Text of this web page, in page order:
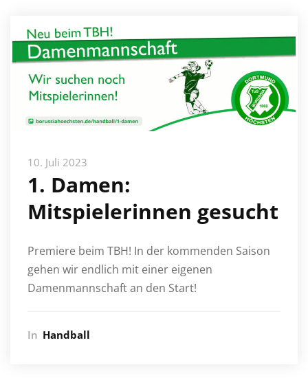
10. Juli 2023
1. Damen:
Mitspielerinnen gesucht
Premiere beim TBH! In der kommenden Saison
gehen wir endlich mit einer eigenen
Damenmannschaft an den Start!
In Handball